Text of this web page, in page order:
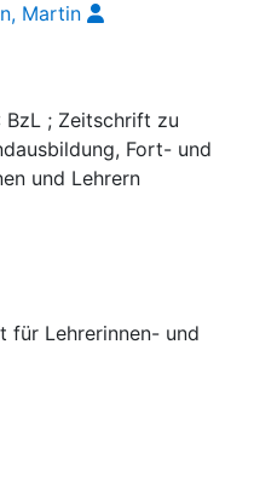
Martin
BzL ; Zeitschrift zu
Fort- und
und Lehrern
für Lehrerinnen- und